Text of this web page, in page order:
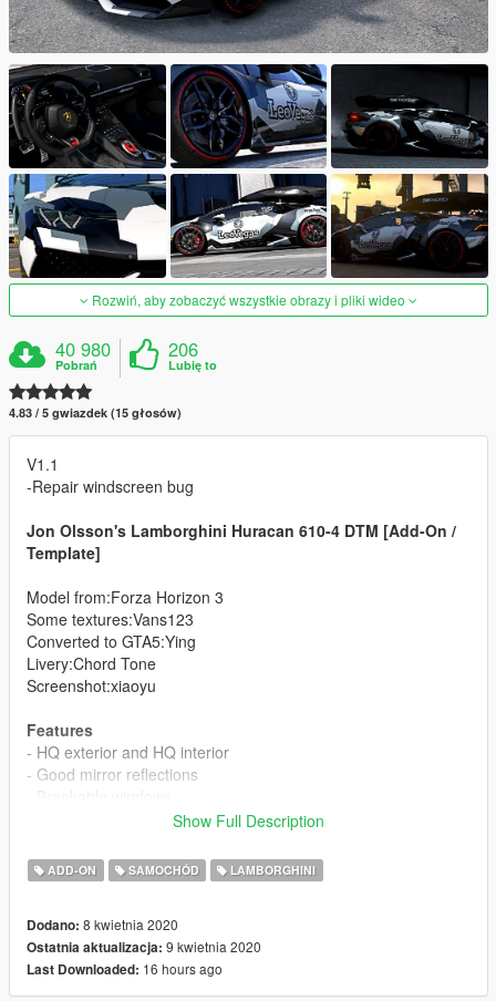
Rozwiń, aby zobaczyć wszystkie obrazy i pliki wideo
40 980
Pobrań
206
Lubię to
4.83 / 5 gwiazdek (15 głosów)
V1.1
-Repair windscreen bug
Jon Olsson's Lamborghini Huracan 610-4 DTM [Add-On /
Template]
Model from:Forza Horizon 3
Some textures:Vans123
Converted to GTA5:Ying
Livery:Chord Tone
Screenshot:xiaoyu
Features
- HQ exterior and HQ interior
- Good mirror reflections
- Hands on steeringwheel
- Vibratory exhaust
- Dirt map
- Color2:brake and Interior stitching
Installation
----------------------------------------------------------------
Show Full Description
ADD-ON SAMOCHÓD LAMBORGHINI
Dodano: 8 kwietnia 2020
Ostatnia aktualizacja: 9 kwietnia 2020
Last Downloaded: 16 hours ago